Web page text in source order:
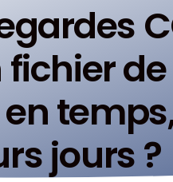
jours ?